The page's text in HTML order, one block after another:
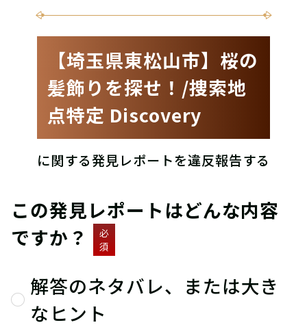
【埼玉県東松山市】桜の
髪飾りを探せ！/捜索地
点特定 Discovery
に関する発見レポートを違反報告する
この発見レポートはどんな内容
ですか？
必
須
解答のネタバレ、または大き
なヒント